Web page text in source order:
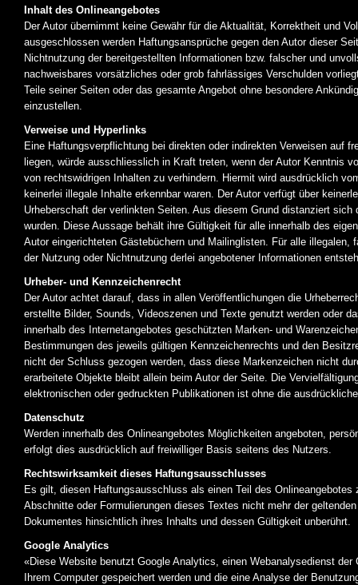
Inhalt des Onlineangebotes
Der Autor übernimmt keine Gewähr für die Aktualität, Korrektheit und
ausgeschlossen werden Haftungsansprüche gegen den Autor dieser
Nichtnutzung der bereitgestellten Informationen bzw. falscher und
nachweisbares vorsätzliches oder grob fahrlässiges Verschulden
Teile seiner Seiten oder das gesamte Angebot ohne besondere
einzustellen.
Verweise und Hyperlinks
Eine Haftungsverpflichtung bei direkten oder indirekten Verweisen auf
liegen, würde ausschliesslich in Kraft treten, wenn der Autor Kenntnis
von rechtswidrigen Inhalten zu verhindern. Hiermit wird ausdrücklich
keinerlei illegale Inhalte erkennbar waren. Der Autor verfügt über
Urheberschaft der verlinkten Seiten. Aus diesem Grund distanziert
wurden. Diese Aussage behält ihre Gültigkeit für alle innerhalb des
Autor eingerichteten Gästebüchern und Mailinglisten. Für alle
der Nutzung oder Nichtnutzung derlei angebotener Informationen
Urheber- und Kennzeichenrecht
Der Autor achtet darauf, dass in allen Veröffentlichungen die
erstellte Bilder, Sounds, Videoszenen und Texte genutzt werden oder
innerhalb des Internetangebotes geschützten Marken- und
Bestimmungen des jeweils gültigen Kennzeichenrechts und den
nicht der Schluss gezogen werden, dass diese Markenzeichen nicht
erarbeitete Objekte bleibt allein beim Autor der Seite. Die
elektronischen oder gedruckten Publikationen ist ohne die
Datenschutz
Werden innerhalb des Onlineangebotes Möglichkeiten angeboten,
erfolgt dies ausdrücklich auf freiwilliger Basis seitens des Nutzers.
Rechtswirksamkeit dieses Haftungsausschlusses
Es gilt, diesen Haftungsausschluss als einen Teil des
Abschnitte oder Formulierungen dieses Textes nicht mehr der
Dokumentes hinsichtlich ihres Inhalts und dessen Gültigkeit unberührt.
Google Analytics
«Diese Website benutzt Google Analytics, einen Webanalysedienst
Ihrem Computer gespeichert werden und die eine Analyse der